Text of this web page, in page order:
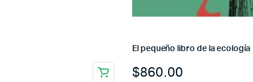
El pequeño libro de la ecología
$860.00